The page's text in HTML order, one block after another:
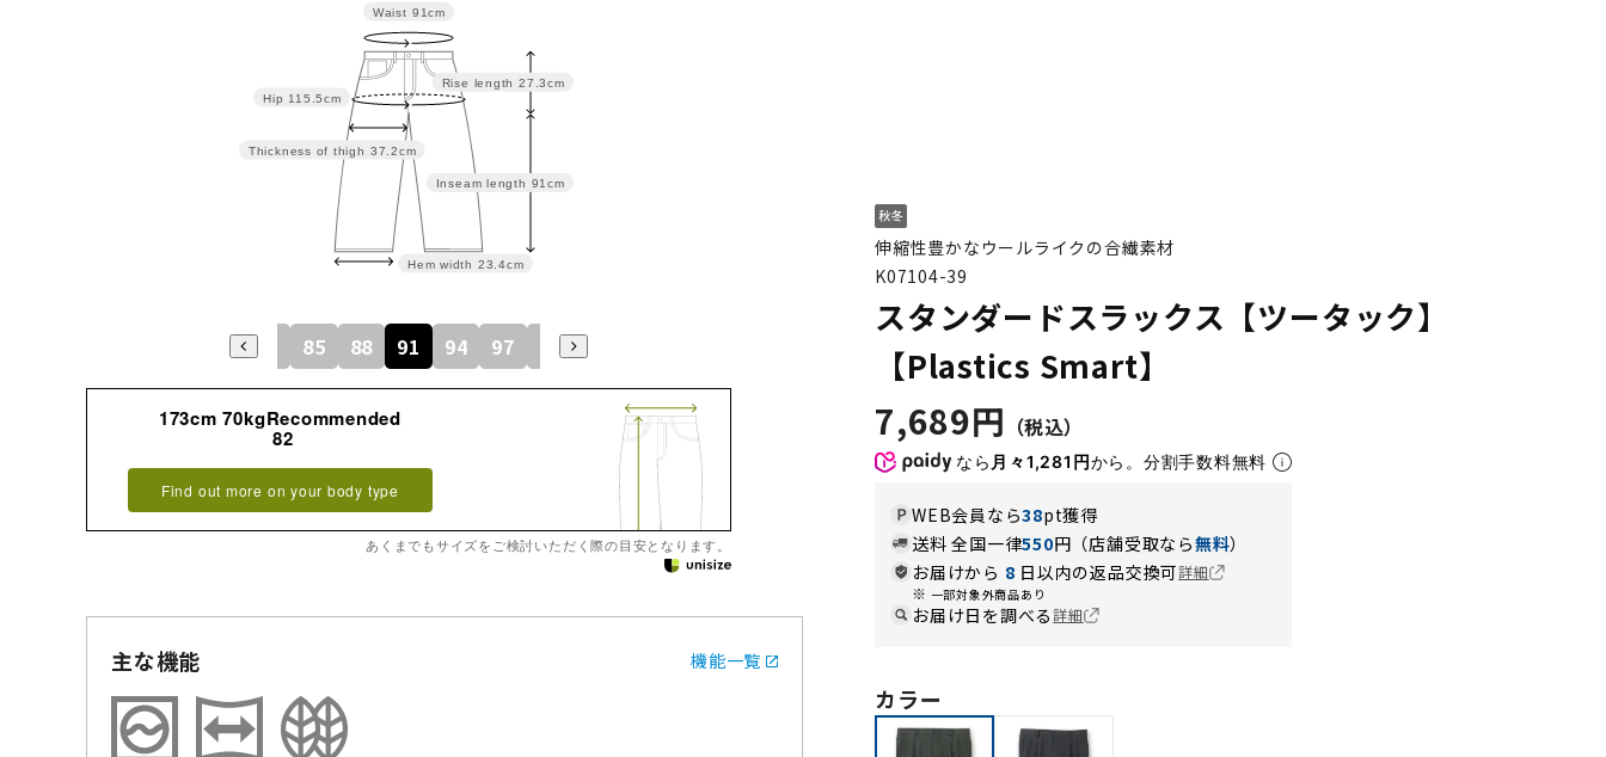
Inseam length 91cm
Rise length 27.3cm
Hem width 23.4cm
Thickness of thigh 37.2cm
Hip 115.5cm
Waist 91cm
79 82 85 88 91 94 97 100
173cm 70kgRecommended
82
Find out more on your body type
あくまでもサイズをご検討いただく際の目安となります。
主な機能 機能一覧
伸縮性豊かなウールライクの合繊素材
K07104-39
スタンダードスラックス【ツータック】
【Plastics Smart】
7,689円
なら 月々1,281円から。分割手数料無料
WEB会員なら38pt獲得
送料 全国一律550円（店舗受取なら無料）
お届けから 8 日以内の返品交換可詳細
一部対象外商品あり
お届け日を調べる詳細
カラー